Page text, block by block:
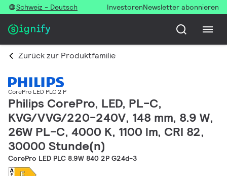
Schweiz - Deutsch InvestorenNewsletter abonnieren
Zurück zur Produktfamilie
CorePro LED PLC 2 P
Philips CorePro, LED, PL-C,
KVG/VVG/220-240V, 148 mm, 8.9 W,
26W PL-C, 4000 K, 1100 lm, CRI 82,
30000 Stunde(n)
CorePro LED PLC 8.9W 840 2P G24d-3